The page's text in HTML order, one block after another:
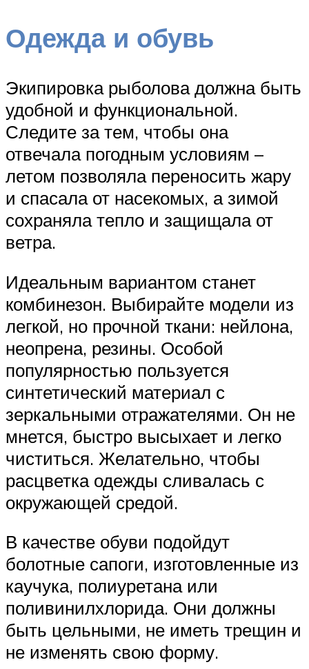
Одежда и обувь
Экипировка рыболова должна быть
удобной и функциональной.
Следите за тем, чтобы она
отвечала погодным условиям –
летом позволяла переносить жару
и спасала от насекомых, а зимой
сохраняла тепло и защищала от
ветра.
Идеальным вариантом станет
комбинезон. Выбирайте модели из
легкой, но прочной ткани: нейлона,
неопрена, резины. Особой
популярностью пользуется
синтетический материал с
зеркальными отражателями. Он не
мнется, быстро высыхает и легко
чиститься. Желательно, чтобы
расцветка одежды сливалась с
окружающей средой.
В качестве обуви подойдут
болотные сапоги, изготовленные из
каучука, полиуретана или
поливинилхлорида. Они должны
быть цельными, не иметь трещин и
не изменять свою форму.